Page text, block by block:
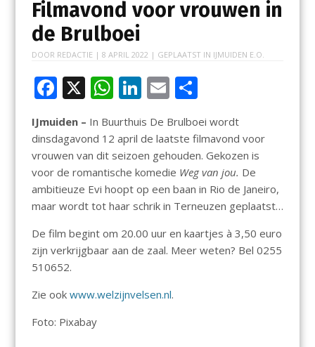
Filmavond voor vrouwen in
de Brulboei
DOOR REDACTIE | 8 APRIL 2022 | GEPLAATST IN IJMUIDEN E.O.
F
ac
e
b
o
o
X W
at
s
A
p
p
Li
k
e
dI
n
E
m
ai
l
D
e
n
IJmuiden – In Buurthuis De Brulboei wordt
dinsdagavond 12 april de laatste filmavond voor
vrouwen van dit seizoen gehouden. Gekozen is
voor de romantische komedie Weg van jou. De
ambitieuze Evi hoopt op een baan in Rio de Janeiro,
maar wordt tot haar schrik in Terneuzen geplaatst…
De film begint om 20.00 uur en kaartjes à 3,50 euro
zijn verkrijgbaar aan de zaal. Meer weten? Bel 0255
510652.
Zie ook www.welzijnvelsen.nl.
Foto: Pixabay